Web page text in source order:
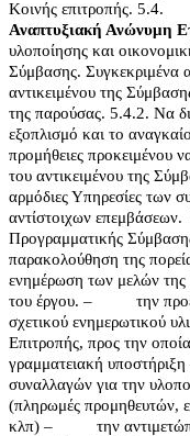
Κοινής επιτροπής. 5.4.
Αναπτυξιακή Ανώνυμη
υλοποίησης και
Σύμβασης. Συγκεκριμένα
αντικειμένου της
της παρούσας. 5.4.2. Να
εξοπλισμό και το
προμήθειες προκειμένου
του αντικειμένου της
αρμόδιες Υπηρεσίες των
αντίστοιχων επεμβάσεων.
Προγραμματικής
παρακολούθηση της
ενημέρωση των μελών της
του έργου. –
την
σχετικού ενημερωτικού
Επιτροπής, προς την
γραμματειακή υποστήριξη
συναλλαγών για την
(πληρωμές προμηθευτών,
κλπ) –
την